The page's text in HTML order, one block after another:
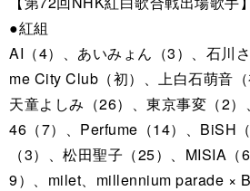
●紅組
AI（4）、あいみょん（3）、石川
me City Club（初）、上白石萌音（
天童よしみ（26）、東京事変（2
46（7）、Perfume（14）、BiSH
（3）、松田聖子（25）、MISIA（
9）、milet、millennium parade ×